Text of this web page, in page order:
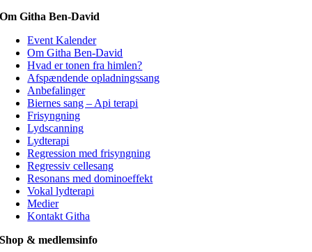
Om Githa Ben-David
Event Kalender
Om Githa Ben-David
Hvad er tonen fra himlen?
Afspændende opladningssang
Anbefalinger
Biernes sang – Api terapi
Frisyngning
Lydscanning
Lydterapi
Regression med frisyngning
Regressiv cellesang
Resonans med dominoeffekt
Vokal lydterapi
Medier
Kontakt Githa
Shop & medlemsinfo